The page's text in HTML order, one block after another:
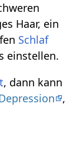
Haar, ein
Schlaf
einstellen.
, dann kann
,